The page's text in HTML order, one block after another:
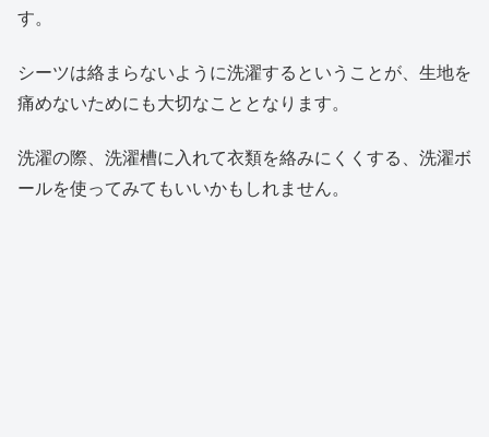
す。
シーツは絡まらないように洗濯するということが、生地を
痛めないためにも大切なこととなります。
洗濯の際、洗濯槽に入れて衣類を絡みにくくする、洗濯ボ
ールを使ってみてもいいかもしれません。